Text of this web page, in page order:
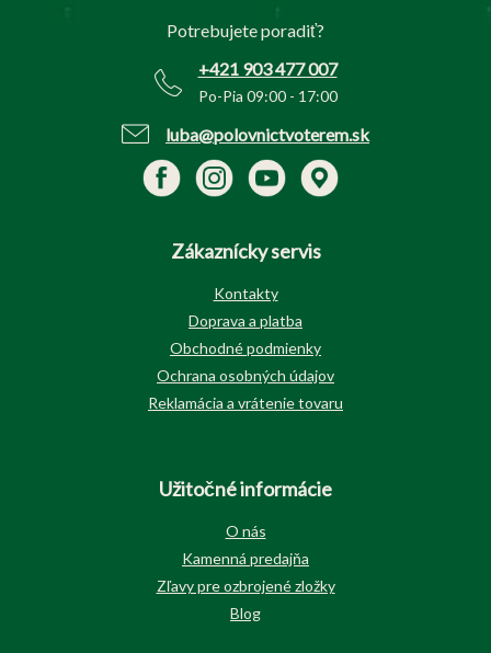
Potrebujete poradiť?
+421 903 477 007
Po-Pia 09:00 - 17:00
luba@polovnictvoterem.sk
Zákaznícky servis
Kontakty
Doprava a platba
Obchodné podmienky
Ochrana osobných údajov
Reklamácia a vrátenie tovaru
Užitočné informácie
O nás
Kamenná predajňa
Zľavy pre ozbrojené zložky
Blog